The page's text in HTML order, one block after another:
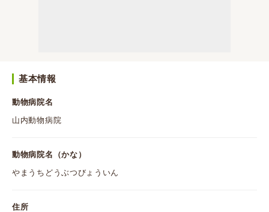
基本情報
動物病院名
山内動物病院
動物病院名（かな）
やまうちどうぶつびょういん
住所